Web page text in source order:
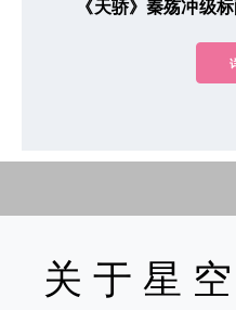
《天骄》秦殇冲级
关于星